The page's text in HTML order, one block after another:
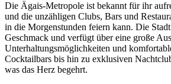
Die Ägais-Metropole ist bekannt für ihr
und die unzähligen Clubs, Bars und
in die Morgenstunden feiern kann. Die
Geschmack und verfügt über eine große
Unterhaltungsmöglichkeiten und
Cocktailbars bis hin zu exklusiven
was das Herz begehrt.